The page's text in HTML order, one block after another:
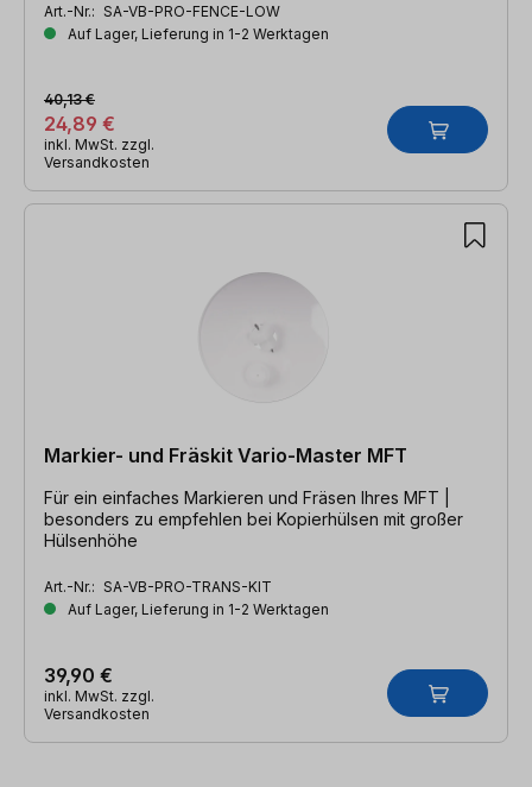
Art.-Nr.: SA-VB-PRO-FENCE-LOW
Auf Lager, Lieferung in 1-2 Werktagen
24,89 €
40,13 €
inkl. MwSt. zzgl.
Versandkosten
Markier- und Fräskit Vario-Master MFT
Für ein einfaches Markieren und Fräsen Ihres MFT |
besonders zu empfehlen bei Kopierhülsen mit großer
Hülsenhöhe
Art.-Nr.: SA-VB-PRO-TRANS-KIT
Auf Lager, Lieferung in 1-2 Werktagen
39,90 €
inkl. MwSt. zzgl.
Versandkosten